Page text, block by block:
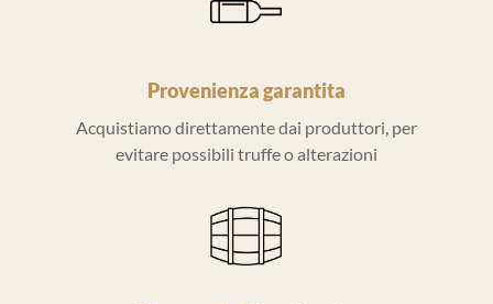
Provenienza garantita
Acquistiamo direttamente dai produttori, per
evitare possibili truffe o alterazioni